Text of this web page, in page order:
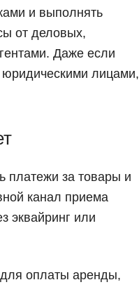
и выполнять
от деловых,
Даже если
юридическими лицами,
платежи за товары и
канал приема
эквайринг или
для оплаты аренды,